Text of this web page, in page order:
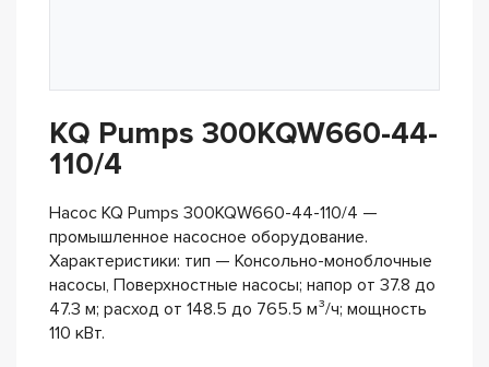
KQ Pumps 300KQW660-44-
110/4
Насос KQ Pumps 300KQW660-44-110/4 —
промышленное насосное оборудование.
Характеристики: тип — Консольно-моноблочные
насосы, Поверхностные насосы; напор от 37.8 до
47.3 м; расход от 148.5 до 765.5 м³/ч; мощность
110 кВт.